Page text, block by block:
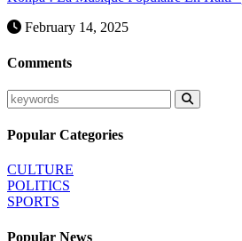
February 14, 2025
Comments
Popular Categories
CULTURE
POLITICS
SPORTS
Popular News